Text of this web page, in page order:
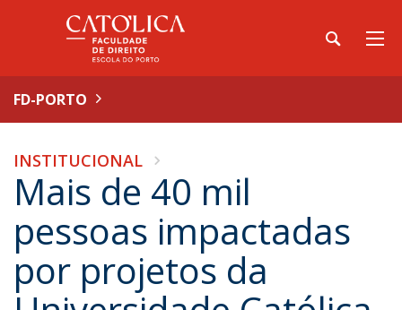
FD-PORTO
INSTITUCIONAL
Mais de 40 mil
pessoas impactadas
por projetos da